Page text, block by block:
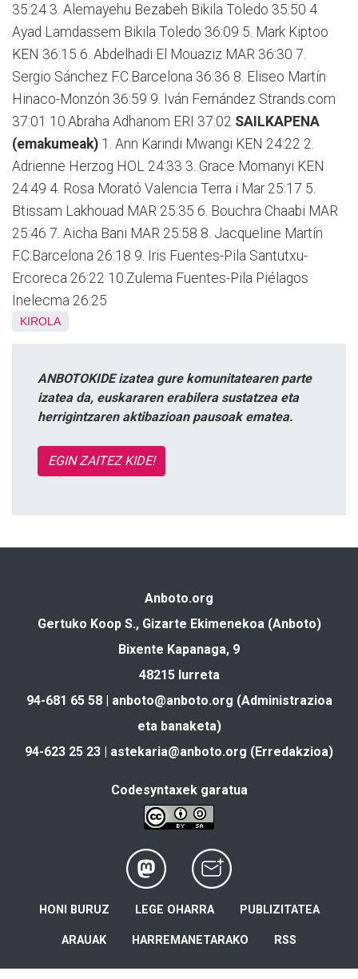
35:24 3. Alemayehu Bezabeh Bikila Toledo 35:50 4.
Ayad Lamdassem Bikila Toledo 36:09 5. Mark Kiptoo
KEN 36:15 6. Abdelhadi El Mouaziz MAR 36:30 7.
Sergio Sánchez F.C.Barcelona 36:36 8. Eliseo Martín
Hinaco-Monzón 36:59 9. Iván Fernández Strands.com
37:01 10.Abraha Adhanom ERI 37:02 SAILKAPENA
(emakumeak) 1. Ann Karindi Mwangi KEN 24:22 2.
Adrienne Herzog HOL 24:33 3. Grace Momanyi KEN
24:49 4. Rosa Morató Valencia Terra i Mar 25:17 5.
Btissam Lakhouad MAR 25:35 6. Bouchra Chaabi MAR
25:46 7. Aicha Bani MAR 25:58 8. Jacqueline Martín
F.C.Barcelona 26:18 9. Iris Fuentes-Pila Santutxu-
Ercoreca 26:22 10.Zulema Fuentes-Pila Piélagos
Inelecma 26:25
KIROLA
ANBOTOKIDE izatea gure komunitatearen parte
izatea da, euskararen erabilera sustatzea eta
herrigintzaren aktibazioan pausoak ematea.
EGIN ZAITEZ KIDE!
Anboto.org
Gertuko Koop S., Gizarte Ekimenekoa (Anboto)
Bixente Kapanaga, 9
48215 Iurreta
94-681 65 58 | anboto@anboto.org (Administrazioa
eta banaketa)
94-623 25 23 | astekaria@anboto.org (Erredakzioa)
Codesyntaxek garatua
HONI BURUZ LEGE OHARRA PUBLIZITATEA
ARAUAK HARREMANETARAKO RSS